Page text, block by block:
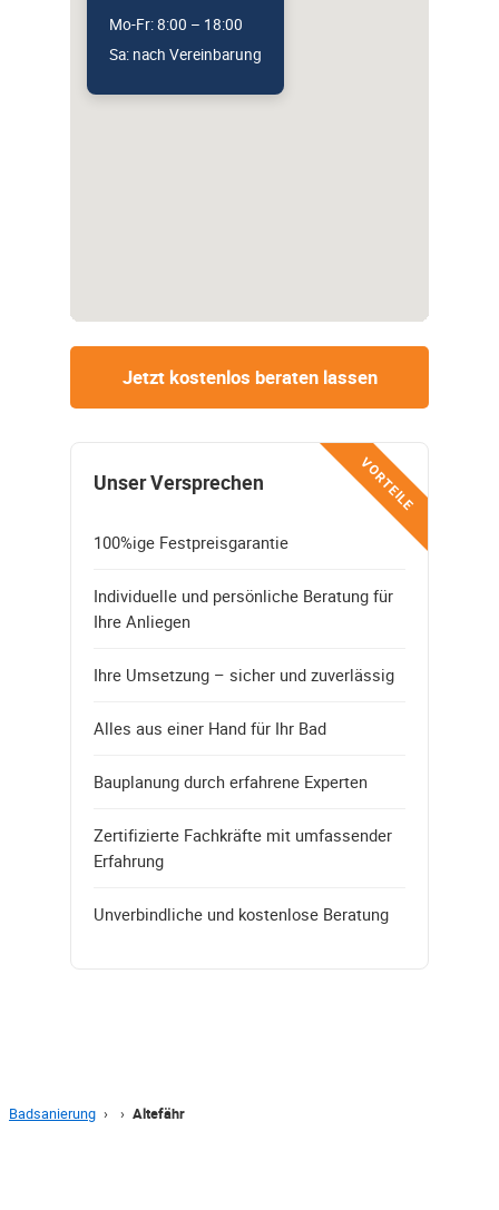
Mo-Fr: 8:00 – 18:00
Sa: nach Vereinbarung
Jetzt kostenlos beraten lassen
VORTEILE
Unser Versprechen
100%ige Festpreisgarantie
Individuelle und persönliche Beratung für
Ihre Anliegen
Ihre Umsetzung – sicher und zuverlässig
Alles aus einer Hand für Ihr Bad
Bauplanung durch erfahrene Experten
Zertifizierte Fachkräfte mit umfassender
Erfahrung
Unverbindliche und kostenlose Beratung
Badsanierung › › Altefähr